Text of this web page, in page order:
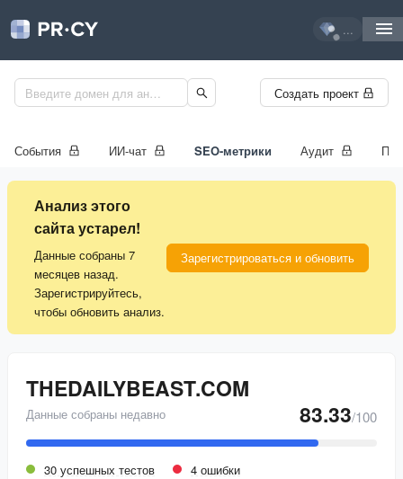
...
Создать проект
События ИИ-чат SEO-метрики Аудит
Анализ этого
сайта устарел!
Данные собраны 7
месяцев назад.
Зарегистрируйтесь,
чтобы обновить анализ.
Зарегистрироваться и обновить
THEDAILYBEAST.COM
Данные собраны недавно 83.33/100
30 успешных тестов
4 ошибки